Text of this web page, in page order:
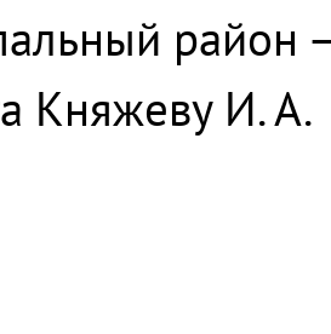
район
Княжеву И. А.